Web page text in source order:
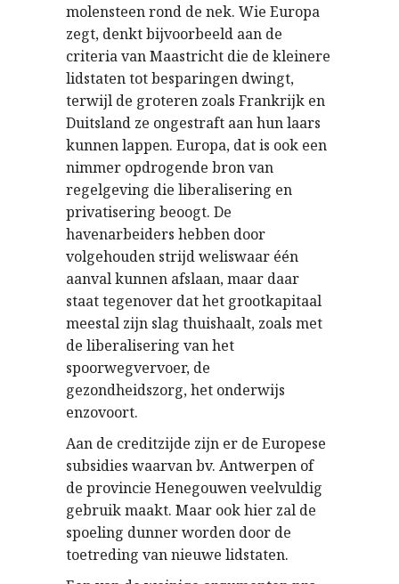
molensteen rond de nek. Wie Europa
zegt, denkt bijvoorbeeld aan de
criteria van Maastricht die de kleinere
lidstaten tot besparingen dwingt,
terwijl de groteren zoals Frankrijk en
Duitsland ze ongestraft aan hun laars
kunnen lappen. Europa, dat is ook een
nimmer opdrogende bron van
regelgeving die liberalisering en
privatisering beoogt. De
havenarbeiders hebben door
volgehouden strijd weliswaar één
aanval kunnen afslaan, maar daar
staat tegenover dat het grootkapitaal
meestal zijn slag thuishaalt, zoals met
de liberalisering van het
spoorwegvervoer, de
gezondheidszorg, het onderwijs
enzovoort.
Aan de creditzijde zijn er de Europese
subsidies waarvan bv. Antwerpen of
de provincie Henegouwen veelvuldig
gebruik maakt. Maar ook hier zal de
spoeling dunner worden door de
toetreding van nieuwe lidstaten.